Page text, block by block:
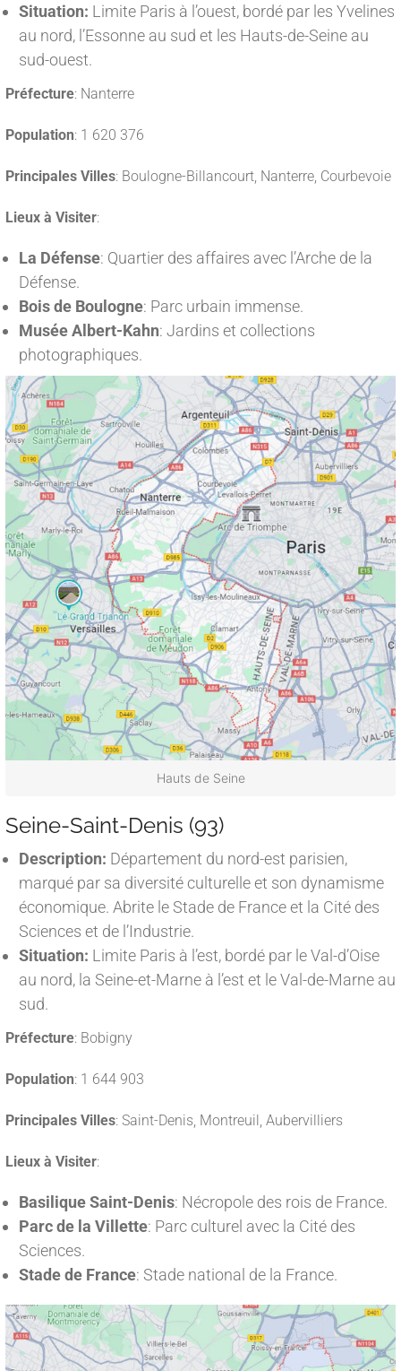
Situation: Limite Paris à l’ouest, bordé par les Yvelines
au nord, l’Essonne au sud et les Hauts-de-Seine au
sud-ouest.
Préfecture: Nanterre
Population: 1 620 376
Principales Villes: Boulogne-Billancourt, Nanterre, Courbevoie
Lieux à Visiter:
La Défense: Quartier des affaires avec l’Arche de la
Défense.
Bois de Boulogne: Parc urbain immense.
Musée Albert-Kahn: Jardins et collections
photographiques.
Hauts de Seine
Seine-Saint-Denis (93)
Description: Département du nord-est parisien,
marqué par sa diversité culturelle et son dynamisme
économique. Abrite le Stade de France et la Cité des
Sciences et de l’Industrie.
Situation: Limite Paris à l’est, bordé par le Val-d’Oise
au nord, la Seine-et-Marne à l’est et le Val-de-Marne au
sud.
Préfecture: Bobigny
Population: 1 644 903
Principales Villes: Saint-Denis, Montreuil, Aubervilliers
Lieux à Visiter:
Basilique Saint-Denis: Nécropole des rois de France.
Parc de la Villette: Parc culturel avec la Cité des
Sciences.
Stade de France: Stade national de la France.